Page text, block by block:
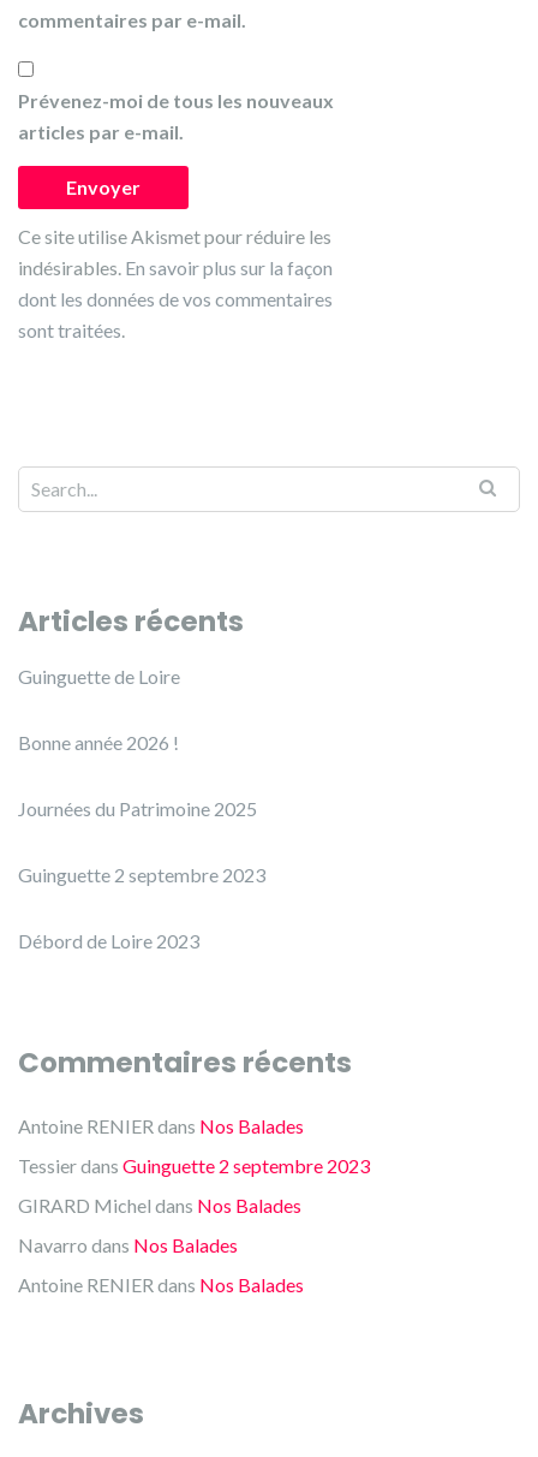
commentaires par e-mail.
Prévenez-moi de tous les nouveaux
articles par e-mail.
Ce site utilise Akismet pour réduire les
indésirables. En savoir plus sur la façon
dont les données de vos commentaires
sont traitées.
Articles récents
Guinguette de Loire
Bonne année 2026 !
Journées du Patrimoine 2025
Guinguette 2 septembre 2023
Débord de Loire 2023
Commentaires récents
Antoine RENIER dans Nos Balades
Tessierdans Guinguette 2 septembre 2023
GIRARD Michel dans Nos Balades
Navarro dans Nos Balades
Antoine RENIER dans Nos Balades
Archives